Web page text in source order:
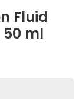
Fluid
ml